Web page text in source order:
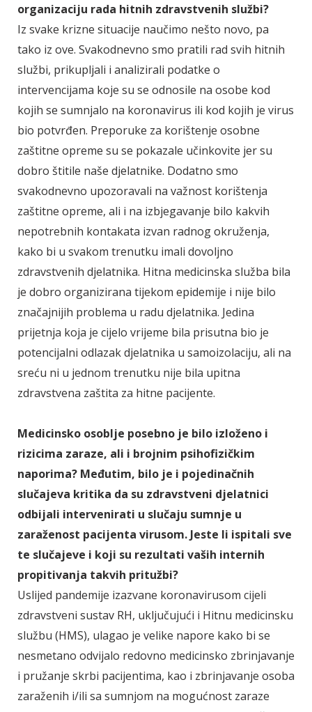
organizaciju rada hitnih zdravstvenih službi?
Iz svake krizne situacije naučimo nešto novo, pa
tako iz ove. Svakodnevno smo pratili rad svih hitnih
službi, prikupljali i analizirali podatke o
intervencijama koje su se odnosile na osobe kod
kojih se sumnjalo na koronavirus ili kod kojih je virus
bio potvrđen. Preporuke za korištenje osobne
zaštitne opreme su se pokazale učinkovite jer su
dobro štitile naše djelatnike. Dodatno smo
svakodnevno upozoravali na važnost korištenja
zaštitne opreme, ali i na izbjegavanje bilo kakvih
nepotrebnih kontakata izvan radnog okruženja,
kako bi u svakom trenutku imali dovoljno
zdravstvenih djelatnika. Hitna medicinska služba bila
je dobro organizirana tijekom epidemije i nije bilo
značajnijih problema u radu djelatnika. Jedina
prijetnja koja je cijelo vrijeme bila prisutna bio je
potencijalni odlazak djelatnika u samoizolaciju, ali na
sreću ni u jednom trenutku nije bila upitna
zdravstvena zaštita za hitne pacijente.
Medicinsko osoblje posebno je bilo izloženo i
rizicima zaraze, ali i brojnim psihofizičkim
naporima? Međutim, bilo je i pojedinačnih
slučajeva kritika da su zdravstveni djelatnici
odbijali intervenirati u slučaju sumnje u
zaraženost pacijenta virusom. Jeste li ispitali sve
te slučajeve i koji su rezultati vaših internih
propitivanja takvih pritužbi?
Uslijed pandemije izazvane koronavirusom cijeli
zdravstveni sustav RH, uključujući i Hitnu medicinsku
službu (HMS), ulagao je velike napore kako bi se
nesmetano odvijalo redovno medicinsko zbrinjavanje
i pružanje skrbi pacijentima, kao i zbrinjavanje osoba
zaraženih i/ili sa sumnjom na mogućnost zaraze